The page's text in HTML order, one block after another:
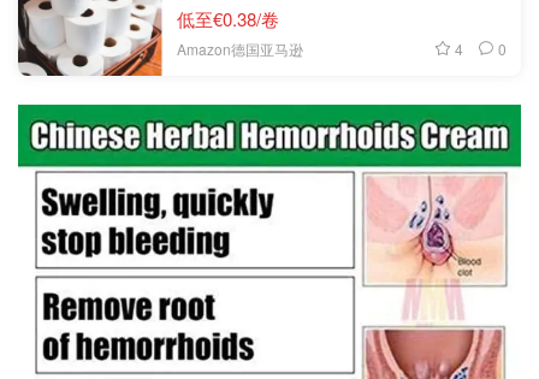
低至€0.38/卷
Amazon德国亚马逊 4 0